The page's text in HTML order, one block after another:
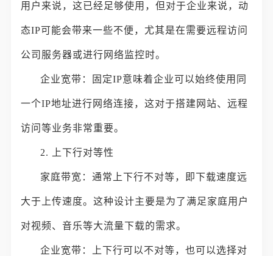
用户来说，这已经足够使用，但对于企业来说，动
态IP可能会带来一些不便，尤其是在需要远程访问
公司服务器或进行网络监控时。
企业宽带：固定IP意味着企业可以始终使用同
一个IP地址进行网络连接，这对于搭建网站、远程
访问等业务非常重要。
2. 上下行对等性
家庭带宽：通常上下行不对等，即下载速度远
大于上传速度。这种设计主要是为了满足家庭用户
对视频、音乐等大流量下载的需求。
企业宽带：上下行可以不对等，也可以选择对